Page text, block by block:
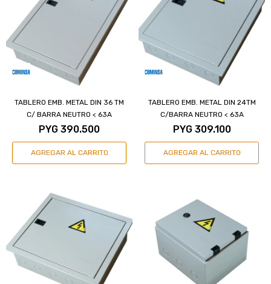
TABLERO EMB. METAL DIN 36 TM
C/ BARRA NEUTRO < 63A
PYG 390.500
TABLERO EMB. METAL DIN 24TM
C/BARRA NEUTRO < 63A
PYG 309.100